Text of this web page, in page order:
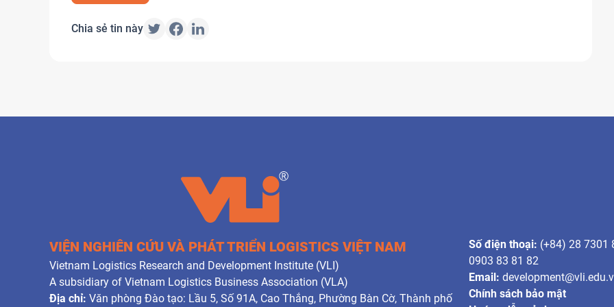
Chia sẻ tin này
VIỆN NGHIÊN CỨU VÀ PHÁT TRIỂN LOGISTICS VIỆT NAM
Vietnam Logistics Research and Development Institute (VLI)
A subsidiary of Vietnam Logistics Business Association (VLA)
Địa chỉ: Văn phòng Đào tạo: Lầu 5, Số 91A, Cao Thắng, Phường Bàn Cờ, Thành phố
Số điện thoại: (+84) 28 7301
0903 83 81 82
Email:
Chính sách bảo mật